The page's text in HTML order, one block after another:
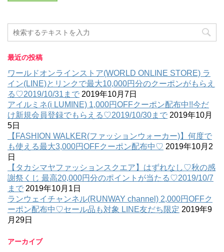
最近の投稿
ワールドオンラインストア(WORLD ONLINE STORE) ラ
イン(LINE)とリンクで最大10,000円分のクーポンがもらえ
る♡2019/10/31まで 2019年10月7日
アイルミネ(i LUMINE) 1,000円OFFクーポン配布中!!今だ
け新規会員登録でもらえる♡2019/10/30まで 2019年10月
5日
【FASHION WALKER(ファッションウォーカー)】何度で
も使える最大3,000円OFFクーポン配布中♡ 2019年10月2
日
【タカシマヤファッションスクエア】はずれなし♡秋の感
謝祭くじ 最高20,000円分のポイントが当たる♡2019/10/7
まで 2019年10月1日
ランウェイチャンネル(RUNWAY channel) 2,000円OFFク
ーポン配布中♡セール品も対象 LINE友だち限定 2019年9
月29日
アーカイブ